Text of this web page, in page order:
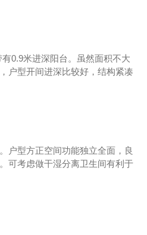
0.9米进深阳台。虽然面积不大
户型开间进深比较好，结构紧凑
户型方正空间功能独立全面，良
可考虑做干湿分离卫生间有利于